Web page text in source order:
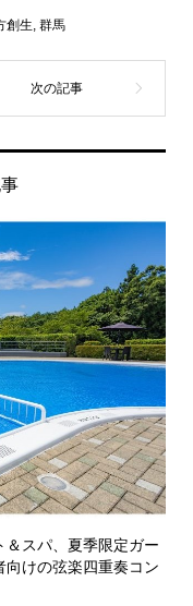
創生, 群馬
スパ、夏季限定ガー
けの弦楽四重奏コン